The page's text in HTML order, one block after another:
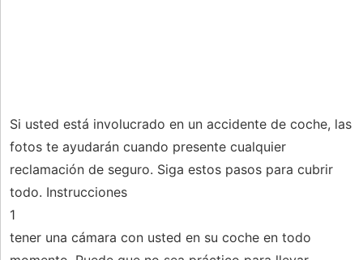
Si usted está involucrado en un accidente de coche, las
fotos te ayudarán cuando presente cualquier
reclamación de seguro. Siga estos pasos para cubrir
todo. Instrucciones
1
tener una cámara con usted en su coche en todo